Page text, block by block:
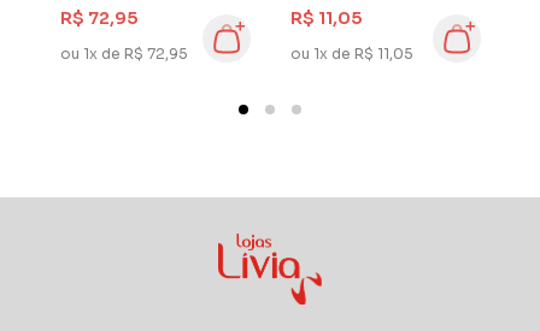
Natural 650 gr
Pimenta Negra
R$ 72,95
ou 1x de R$ 72,95
de Amêndoa com
Óleo de Argan
R$ 11,05
ou 1x de R$ 11,05